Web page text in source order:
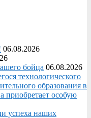
06.08.2026
бойца 06.08.2026
технологического
образования в
приобретает особую
успеха наших